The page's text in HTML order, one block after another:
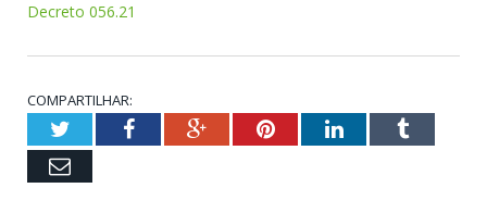
Decreto 056.21
COMPARTILHAR:
TwitterFacebookGoogle+PinterestLinkedInTumblr
Email